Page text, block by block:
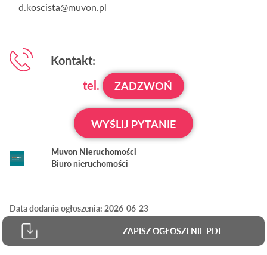
d.koscista@muvon.pl
Kontakt:
tel.
ZADZWOŃ
WYŚLIJ PYTANIE
Muvon Nieruchomości
Biuro nieruchomości
Data dodania ogłoszenia: 2026-06-23
ZAPISZ OGŁOSZENIE PDF